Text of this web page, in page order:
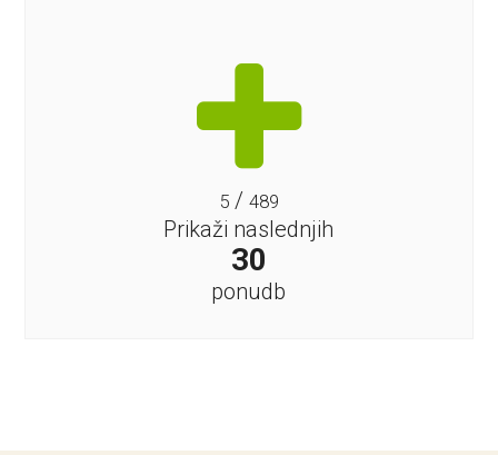
5/ 489
Prikaži naslednjih
30
ponudb